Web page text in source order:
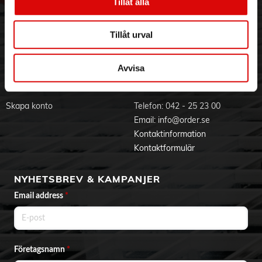
Tillåt urval
Avvisa
Visselblåsning
Varumärken
Godsefterlysning & Felleverans
Integritetspolicy
BLI KUND
Skapa konto Telefon: 042 - 25 23 00
Email: info@order.se
Kontaktinformation
Kontaktformulär
NYHETSBREV & KAMPANJER
Email address *
Företagsnamn*